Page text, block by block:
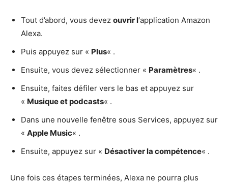
Tout d’abord, vous devez ouvrir l‘application Amazon
Alexa.
Puis appuyez sur « Plus« .
Ensuite, vous devez sélectionner « Paramètres« .
Ensuite, faites défiler vers le bas et appuyez sur
« Musique et podcasts« .
Dans une nouvelle fenêtre sous Services, appuyez sur
« Apple Music« .
Ensuite, appuyez sur « Désactiver la compétence« .
Une fois ces étapes terminées, Alexa ne pourra plus